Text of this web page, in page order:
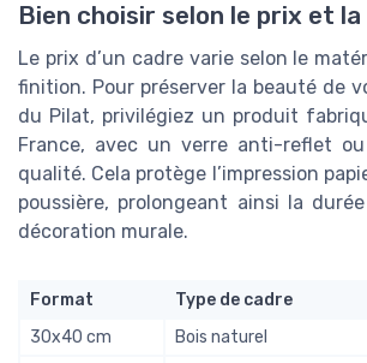
Bien choisir selon le prix et
Le prix d’un cadre varie selon le
finition. Pour préserver la beauté de
du Pilat, privilégiez un produit
France, avec un verre anti-reflet
qualité. Cela protège l’impression
poussière, prolongeant ainsi la
décoration murale.
Format Type de cadre
30x40 cm
Bois naturel